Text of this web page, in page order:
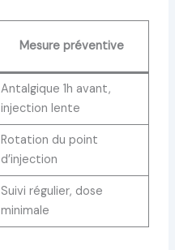
Mesure préventive
Antalgique 1h avant,
injection lente
Rotation du point
d’injection
Suivi régulier, dose
minimale